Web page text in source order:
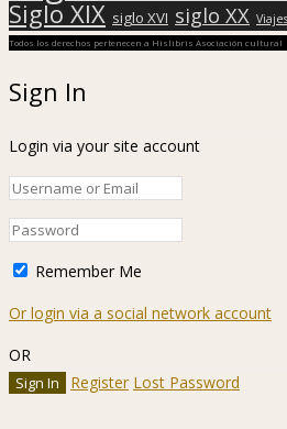
Siglo XIX siglo XVI siglo XX Viajes
Todos los derechos pertenecen a Hislibris Asociación cultural
Sign In
Login via your site account
Remember Me
Or login via a social network account
OR
Register Lost Password